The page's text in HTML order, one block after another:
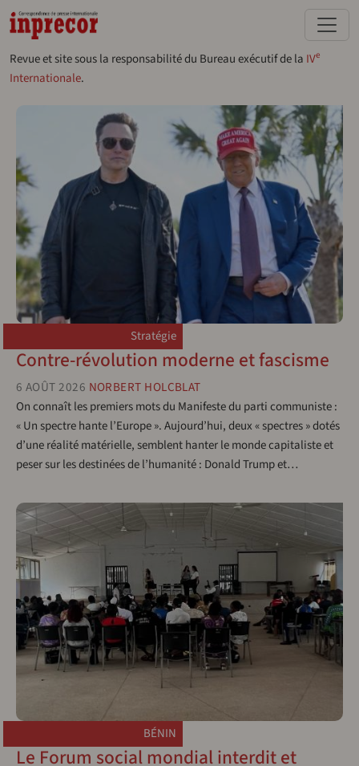
Aller au contenu principal
Revue et site sous la responsabilité du Bureau exécutif de la IVe
Internationale.
Stratégie
Contre-révolution moderne et fascisme
6 AOÛT 2026 NORBERT HOLCBLAT
On connaît les premiers mots du Manifeste du parti communiste :
« Un spectre hante l’Europe ». Aujourd’hui, deux « spectres » dotés
d’une réalité matérielle, semblent hanter le monde capitaliste et
peser sur les destinées de l’humanité : Donald Trump et…
BÉNIN
Le Forum social mondial interdit et